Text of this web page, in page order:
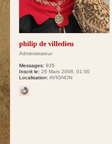
philip de villedieu
Administrateur
Messages: 935
Inscrit le: 26 Mars 2008, 01:00
Localisation: AVIGNON